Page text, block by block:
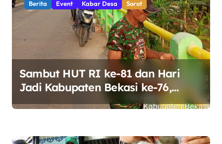
i
p
Berita Event Kabar Desa Sorot
Sambut HUT RI ke-81 dan Hari
Jadi Kabupaten Bekasi ke-76,
Pemdes Muara bakti Gotong